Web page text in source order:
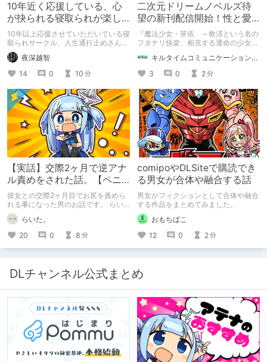
10年近く応援している、心
が抉られる寝取られが楽し
めるサークル
10年以上応援させていただいている寝
取られサークル、人生通行止めさんの
新作がとても良かったので、新作を中
心に、このサークルのゲームを紹介し
たくて、記事を書かせていただく。
キミノオモイからずっと好きな熱心な
ファンとしての記事にどうか、お付き
合いいただきたい（2026年7月18日
微修正）
夜深越智
14
0 10 分
二次元ドリームノベルズ待
望の新刊配信開始！性と愛
が渦巻く、ファンタジー官
能小説開幕！
『魔法少女・芽依 ～救済という名の
フタナリ快楽、相克する運命の少女た
ト：鳩春 一気に上・下巻が同時配
信！
キルタイムコミュニケーション（KTC）の作品を一人でも多くの人に知ってほしい人
3
0 2分
【実話】交際2ヶ月で逆アナ
ル責めをされた話。【ペニ
バン】
彼女との交際2ヶ月目でお尻を責めら
れる事になった男のお話です。 らい
た。のエチエチ体験談#2【逆アナ
ル】 らいた。
20
0 8 分
comipoやDLSiteで購読でき
る男女が合体や融合する話
男女がフィクションとして合体や融合
する作品をまとめてみました。
おもちばこ
12
0 2分
DLチャンネル公式まとめ